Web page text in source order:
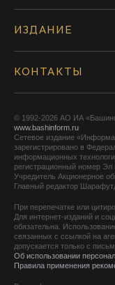
ИЗДАНИЕ
КОНТАКТЫ
© 1992-2026 АО ИА
www.bashinform.ru
Сетевое издание
зарегистрировано в
информационных
регистрационный номер
Учредитель Акционерное
Главный редактор
При перепечатке или
Для интернет-изданий и
обязательна.
связанных с ссылкой на
допускается только с
Об использовании
Правила применения